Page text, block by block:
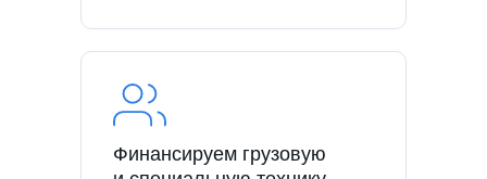
Финансируем грузовую